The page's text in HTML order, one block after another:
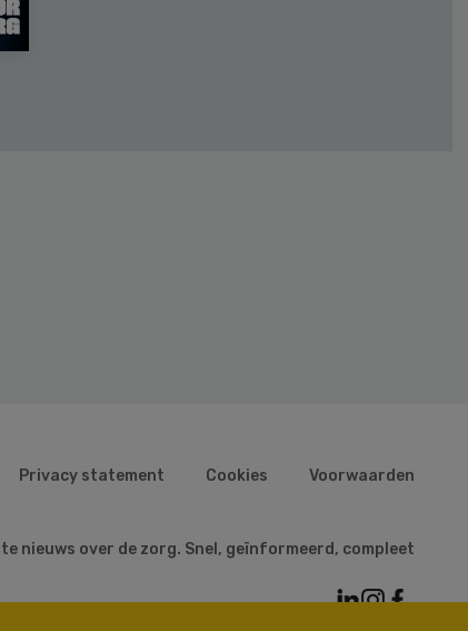
Privacy statement Cookies Voorwaarden
nieuws over de zorg. Snel, geïnformeerd, compleet